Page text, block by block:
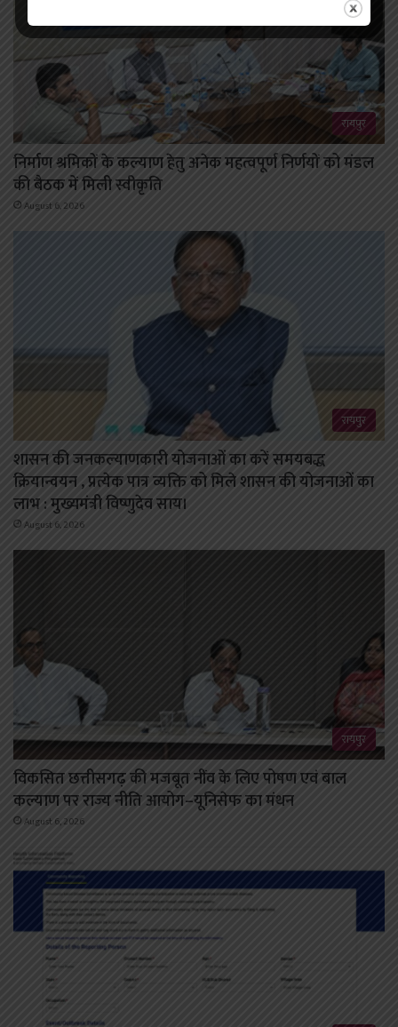
रायपुर
निर्माण श्रमिकों के कल्याण हेतु अनेक महत्वपूर्ण निर्णयों को मंडल
की बैठक में मिली स्वीकृति
August 6, 2026
रायपुर
शासन की जनकल्याणकारी योजनाओं का करें समयबद्ध
क्रियान्वयन , प्रत्येक पात्र व्यक्ति को मिले शासन की योजनाओं का
लाभ : मुख्यमंत्री विष्णुदेव साय।
August 6, 2026
रायपुर
विकसित छत्तीसगढ़ की मजबूत नींव के लिए पोषण एवं बाल
कल्याण पर राज्य नीति आयोग–यूनिसेफ का मंथन
August 6, 2026